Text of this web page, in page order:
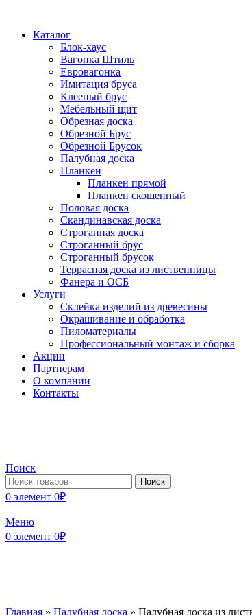
Каталог
Блок-хаус
Вагонка Штиль
Евровагонка
Имитация бруса
Клееный брус
Мебельный щит
Обрезная доска
Обрезной Брус
Обрезной Брусок
Палубная доска
Планкен
Планкен прямой
Планкен скошенный
Половая доска
Скандинавская доска
Строганная доска
Строганный брус
Строганный брусок
Террасная доска из лиственницы
Фанера и ОСБ
Услуги
Склейка изделий из древесины
Окрашивание и обработка
Пиломатериалы
Профессиональный монтаж и сборка
Акции
Партнерам
О компании
Контакты
Поиск
Поиск
0 элемент 0₽
Меню
0 элемент 0₽
Главная » Палубная доска » Палубная доска из